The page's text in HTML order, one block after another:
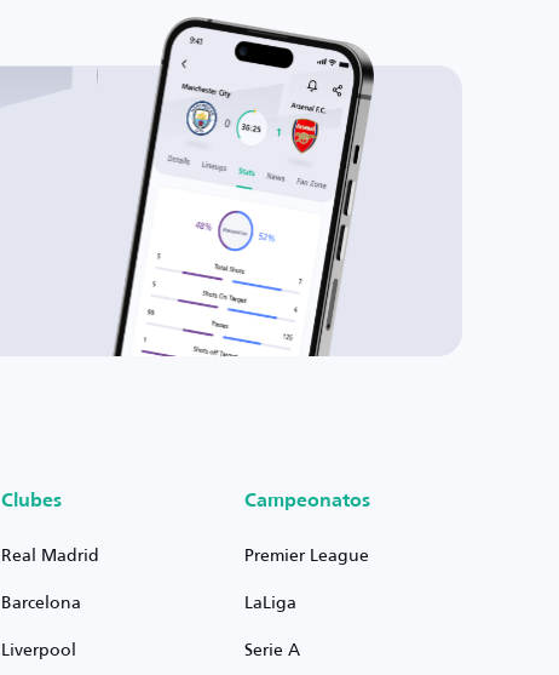
Clubes
Real Madrid
Barcelona
Liverpool
Campeonatos
Premier League
LaLiga
Serie A